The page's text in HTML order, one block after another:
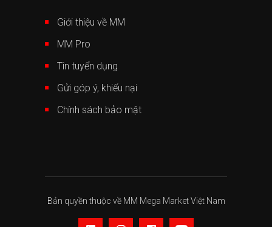
Giới thiệu về MM
MM Pro
Tin tuyển dụng
Gửi góp ý, khiếu nại
Chính sách bảo mật
Bản quyền thuộc về MM Mega Market Việt Nam